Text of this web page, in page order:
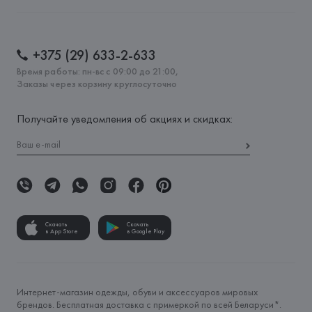
+375 (29) 633-2-633
Время работы: пн-вс с 09:00 до 21:00,
Заказы через корзину круглосуточно
Получайте уведомления об акциях и скидках:
Скачать
в App Store
Скачать
в Google Play
Интернет-магазин одежды, обуви и аксессуаров мировых
брендов. Бесплатная доставка с примеркой по всей Беларуси*.